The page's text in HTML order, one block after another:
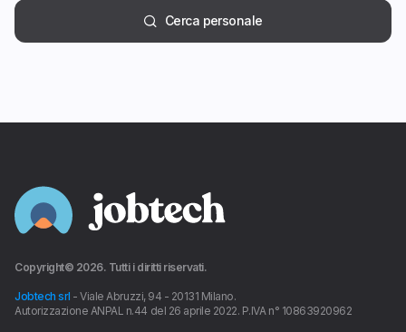
Cerca personale
Copyright© 2026. Tutti i diritti riservati.
Jobtech srl - Viale Abruzzi, 94 - 20131 Milano.
Autorizzazione ANPAL n.44 del 26 aprile 2022. P.IVA n° 10863920962